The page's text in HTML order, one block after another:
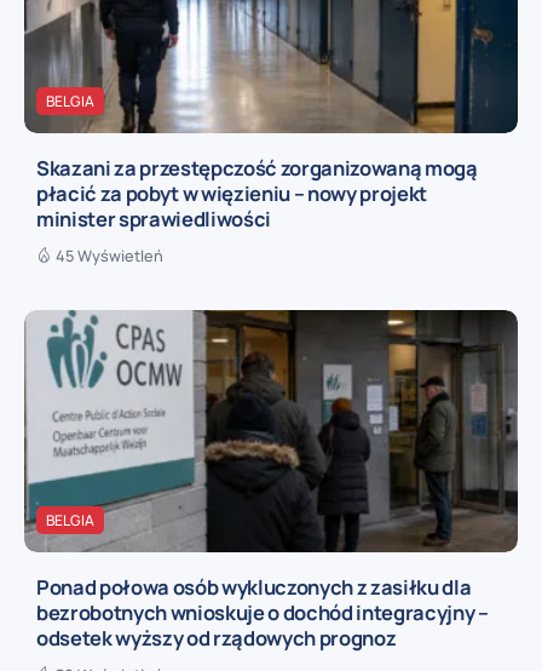
BELGIA
Skazani za przestępczość zorganizowaną mogą
płacić za pobyt w więzieniu – nowy projekt
minister sprawiedliwości
45 Wyświetleń
BELGIA
Ponad połowa osób wykluczonych z zasiłku dla
bezrobotnych wnioskuje o dochód integracyjny –
odsetek wyższy od rządowych prognoz